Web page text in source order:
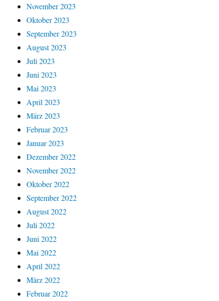
November 2023
Oktober 2023
September 2023
August 2023
Juli 2023
Juni 2023
Mai 2023
April 2023
März 2023
Februar 2023
Januar 2023
Dezember 2022
November 2022
Oktober 2022
September 2022
August 2022
Juli 2022
Juni 2022
Mai 2022
April 2022
März 2022
Februar 2022